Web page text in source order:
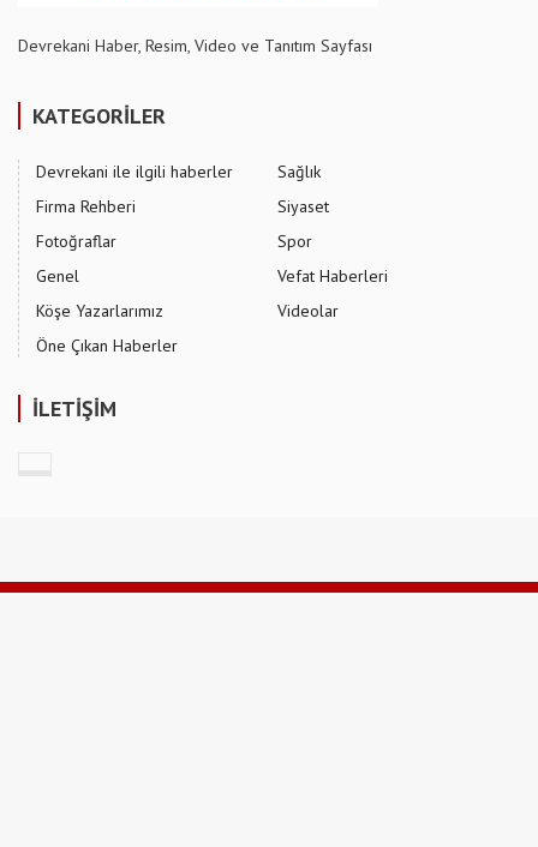
Devrekani Haber, Resim, Video ve Tanıtım Sayfası
KATEGORİLER
Devrekani ile ilgili haberler
Firma Rehberi
Fotoğraflar
Genel
Köşe Yazarlarımız
Öne Çıkan Haberler
Sağlık
Siyaset
Spor
Vefat Haberleri
Videolar
İLETİŞİM